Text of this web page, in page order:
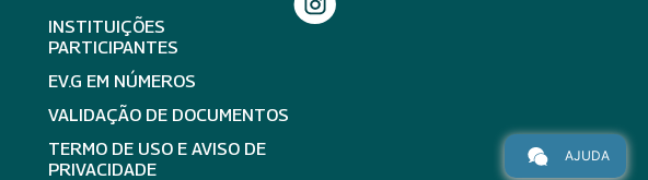
INSTITUIÇÕES
PARTICIPANTES
EV.G EM NÚMEROS
VALIDAÇÃO DE DOCUMENTOS
TERMO DE USO E AVISO DE
PRIVACIDADE
AJUDA